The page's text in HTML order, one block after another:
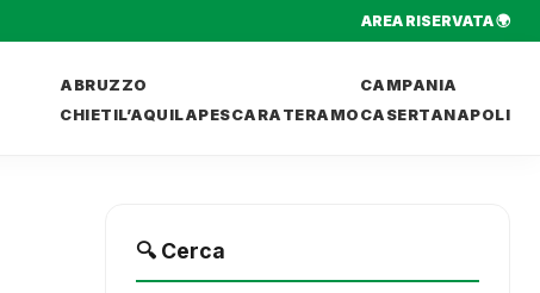
AREA RISERVATA 🌍
ABRUZZO
CHIETIL’AQUILAPESCARA TERAMO
CAMPANIA
CASERTANAPOLI
🔍 Cerca